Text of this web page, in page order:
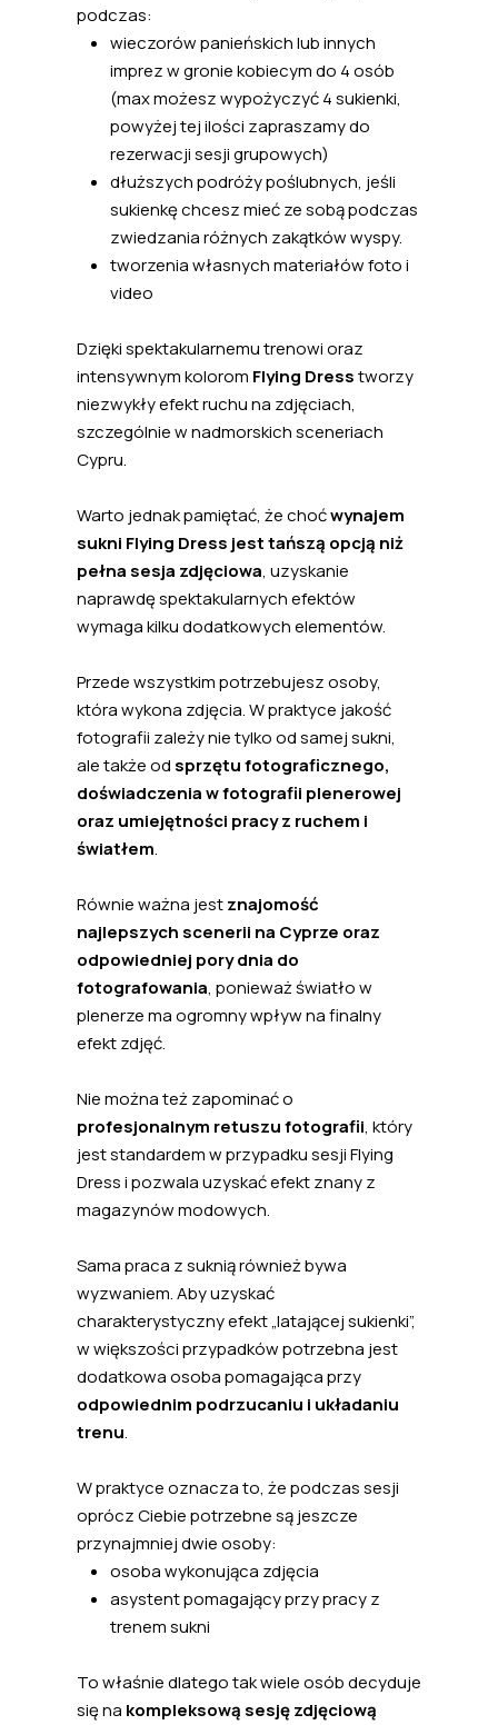
podczas:
wieczorów panieńskich lub innych
imprez w gronie kobiecym do 4 osób
(max możesz wypożyczyć 4 sukienki,
powyżej tej ilości zapraszamy do
rezerwacji sesji grupowych)
dłuższych podróży poślubnych, jeśli
sukienkę chcesz mieć ze sobą podczas
zwiedzania różnych zakątków wyspy.
tworzenia własnych materiałów foto i
video
Dzięki spektakularnemu trenowi oraz
intensywnym kolorom Flying Dresstworzy
niezwykły efekt ruchu na zdjęciach,
szczególnie w nadmorskich sceneriach
Cypru.
Warto jednak pamiętać, że choćwynajem
sukni Flying Dress jest tańszą opcją niż
pełna sesja zdjęciowa, uzyskanie
naprawdę spektakularnych efektów
wymaga kilku dodatkowych elementów.
Przede wszystkim potrzebujesz osoby,
która wykona zdjęcia. W praktyce jakość
fotografii zależy nie tylko od samej sukni,
ale także od sprzętu fotograficznego,
doświadczenia w fotografii plenerowej
oraz umiejętności pracy z ruchem i
światłem.
Równie ważna jestznajomość
najlepszych scenerii na Cyprze oraz
odpowiedniej pory dnia do
fotografowania, ponieważ światło w
plenerze ma ogromny wpływ na finalny
efekt zdjęć.
Nie można też zapominać o
profesjonalnym retuszu fotografii, który
jest standardem w przypadku sesji Flying
Dress i pozwala uzyskać efekt znany z
magazynów modowych.
Sama praca z suknią również bywa
wyzwaniem. Aby uzyskać
charakterystyczny efekt „latającej sukienki”,
w większości przypadków potrzebna jest
dodatkowa osoba pomagająca przy
odpowiednim podrzucaniu i układaniu
trenu.
W praktyce oznacza to, że podczas sesji
oprócz Ciebie potrzebne są jeszcze
przynajmniej dwie osoby:
osoba wykonująca zdjęcia
asystent pomagający przy pracy z
trenem sukni
To właśnie dlatego tak wiele osób decyduje
się na kompleksową sesję zdjęciową